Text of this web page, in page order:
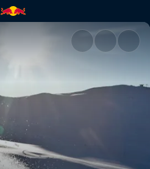
| Red Bull TV